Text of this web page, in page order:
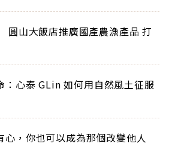
圓山大飯店推廣國產農漁產品 打
：心泰 GLin 如何用自然風土征服
心，你也可以成為那個改變他人